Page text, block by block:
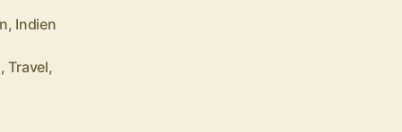
, Indien
,Travel,